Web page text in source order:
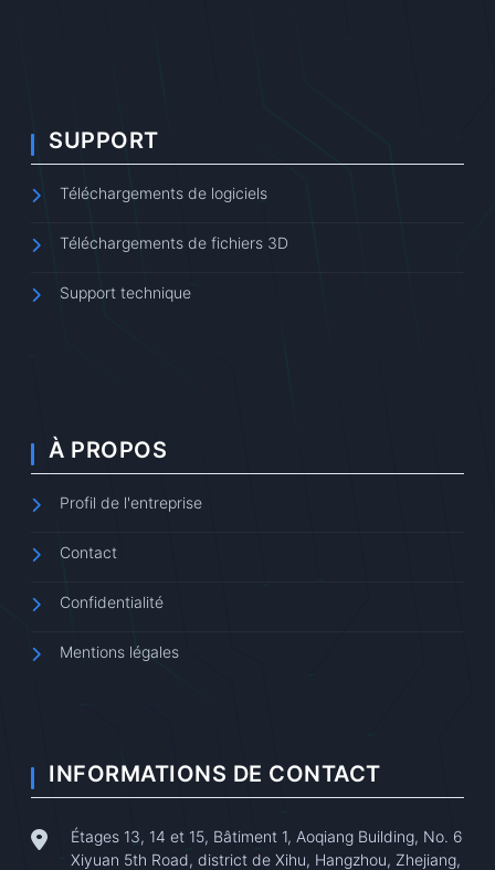
SUPPORT
Téléchargements de logiciels
Téléchargements de fichiers 3D
Support technique
À PROPOS
Profil de l'entreprise
Contact
Confidentialité
Mentions légales
INFORMATIONS DE CONTACT
Étages 13, 14 et 15, Bâtiment 1, Aoqiang Building, No. 6
Xiyuan 5th Road, district de Xihu, Hangzhou, Zhejiang,